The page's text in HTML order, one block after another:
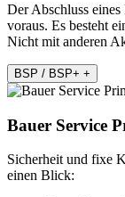
Der Abschluss
voraus. Es besteht
Nicht mit anderen
BSP / BSP+ +
Bauer Service
Sicherheit und fixe
einen Blick: